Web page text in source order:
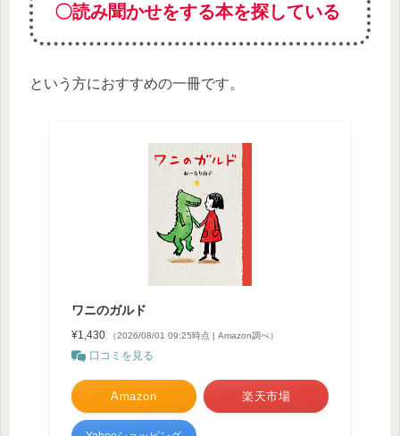
〇読み聞かせをする本を探している
という方におすすめの一冊です。
ワニのガルド
¥1,430 （2026/08/01 09:25時点 | Amazon調べ）
口コミを見る
Amazon 楽天市場